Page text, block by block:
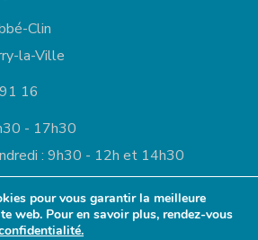
Clin
la-Ville
16
- 17h30
: 9h30 - 12h et 14h30
- 12h
pour vous garantir la meilleure
web. Pour en savoir plus, rendez-vous